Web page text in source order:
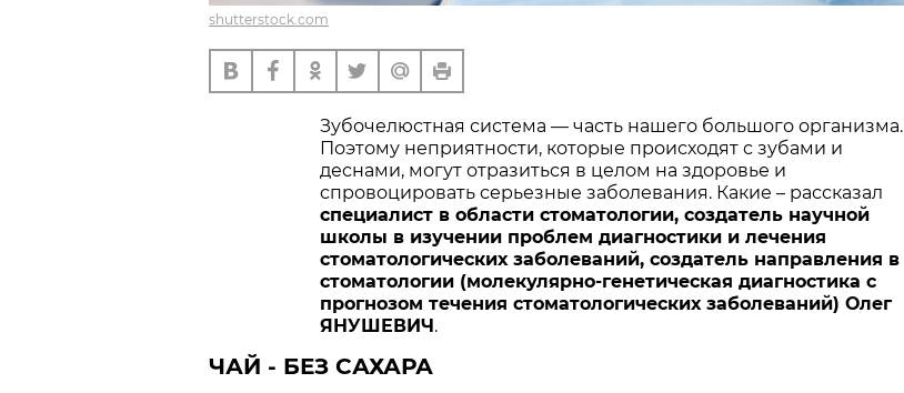
shutterstock.com
Зубочелюстная система — часть нашего большого организма.
Поэтому неприятности, которые происходят с зубами и
деснами, могут отразиться в целом на здоровье и
спровоцировать серьезные заболевания. Какие – рассказал
специалист в области стоматологии, создатель научной
школы в изучении проблем диагностики и лечения
стоматологических заболеваний, создатель направления в
стоматологии (молекулярно-генетическая диагностика с
прогнозом течения стоматологических заболеваний) Олег
ЯНУШЕВИЧ.
ЧАЙ - БЕЗ САХАРА